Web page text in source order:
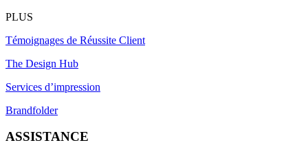
PLUS
Témoignages de Réussite Client
The Design Hub
Services d’impression
Brandfolder
ASSISTANCE